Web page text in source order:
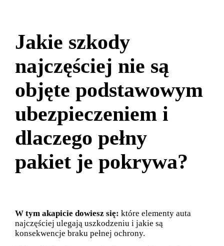
Jakie szkody
najczęściej nie są
objęte podstawowym
ubezpieczeniem i
dlaczego pełny
pakiet je pokrywa?
W tym akapicie dowiesz się: które elementy auta
najczęściej ulegają uszkodzeniu i jakie są
konsekwencje braku pełnej ochrony.